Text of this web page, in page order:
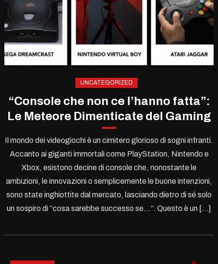
UNCATEGORIZED
“Console che non ce l’hanno fatta”:
Le Meteore Dimenticate del Gaming
Il mondo dei videogiochi è un cimitero glorioso di sogni infranti.
Accanto ai giganti immortali come PlayStation, Nintendo e
Xbox, esistono decine di console che, nonostante le
ambizioni, le innovazioni o semplicemente le buone intenzioni,
sono state inghiottite dal mercato, lasciando dietro di sé solo
un sospiro di “cosa sarebbe successo se…”. Questo è un […]